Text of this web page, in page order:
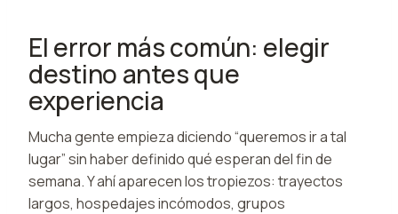
El error más común: elegir
destino antes que
experiencia
Mucha gente empieza diciendo “queremos ir a tal
lugar” sin haber definido qué esperan del fin de
semana. Y ahí aparecen los tropiezos: trayectos
largos, hospedajes incómodos, grupos